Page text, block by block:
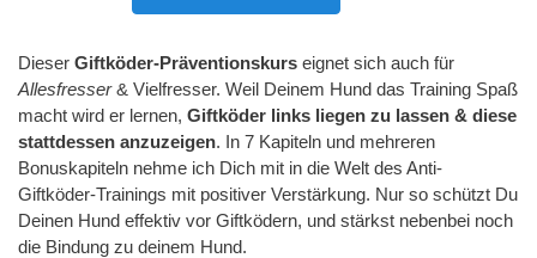
Dieser Giftköder-Präventionskurs eignet sich auch für
Allesfresser& Vielfresser. Weil Deinem Hund das Training Spaß
macht wird er lernen, Giftköder links liegen zu lassen & diese
stattdessen anzuzeigen. In 7 Kapiteln und mehreren
Bonuskapiteln nehme ich Dich mit in die Welt des Anti-
Giftköder-Trainings mit positiver Verstärkung. Nur so schützt Du
Deinen Hund effektiv vor Giftködern, und stärkst nebenbei noch
die Bindung zu deinem Hund.